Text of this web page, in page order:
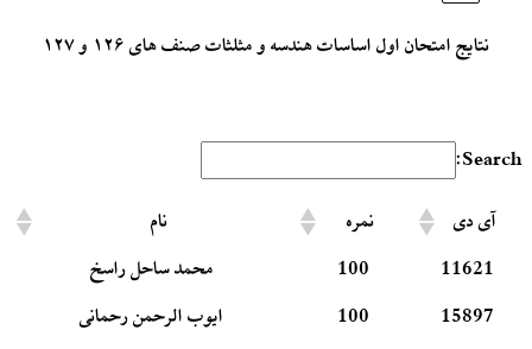
نتایج امتحان اول اساسات هندسه و مثلثات صنف های ۱۲۶ و ۱۲۷
Search:
آی دی نمره
نام
11621
100
محمد ساحل راسخ
15897
100
ایوب الرحمن رحمانی